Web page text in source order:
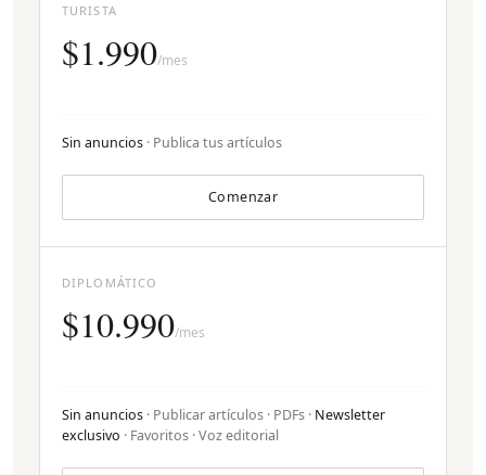
TURISTA
$1.990/mes
Sin anuncios · Publica tus artículos
Comenzar
DIPLOMÁTICO
$10.990/mes
Sin anuncios · Publicar artículos · PDFs · Newsletter
exclusivo · Favoritos · Voz editorial